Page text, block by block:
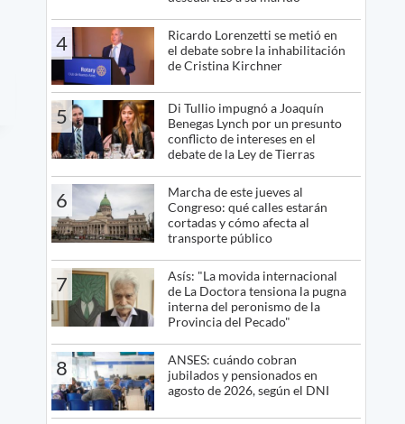
4
Ricardo Lorenzetti se metió en
el debate sobre la inhabilitación
de Cristina Kirchner
5
Di Tullio impugnó a Joaquín
Benegas Lynch por un presunto
conflicto de intereses en el
debate de la Ley de Tierras
6
Marcha de este jueves al
Congreso: qué calles estarán
cortadas y cómo afecta al
transporte público
7
Asís: "La movida internacional
de La Doctora tensiona la pugna
interna del peronismo de la
Provincia del Pecado"
8
ANSES: cuándo cobran
jubilados y pensionados en
agosto de 2026, según el DNI